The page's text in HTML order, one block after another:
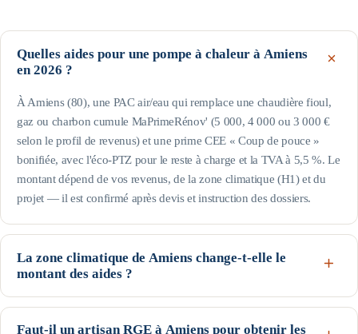
Quelles aides pour une pompe à chaleur à Amiens
en 2026 ?
À Amiens (80), une PAC air/eau qui remplace une chaudière fioul,
gaz ou charbon cumule MaPrimeRénov' (5 000, 4 000 ou 3 000 €
selon le profil de revenus) et une prime CEE « Coup de pouce »
bonifiée, avec l'éco-PTZ pour le reste à charge et la TVA à 5,5 %. Le
montant dépend de vos revenus, de la zone climatique (H1) et du
projet — il est confirmé après devis et instruction des dossiers.
La zone climatique de Amiens change-t-elle le
montant des aides ?
Oui pour la prime CEE : Amiens est en H1 (arrêté du 22 décembre
2014). C'est une zone climatique froide : les besoins de chauffage y
Faut-il un artisan RGE à Amiens pour obtenir les